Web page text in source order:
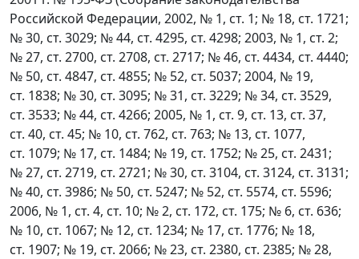
Российской Федерации, 2002, № 1, ст. 1; № 18, ст. 1721;
№ 30, ст. 3029; № 44, ст. 4295, ст. 4298; 2003, № 1, ст. 2;
№ 27, ст. 2700, ст. 2708, ст. 2717; № 46, ст. 4434, ст. 4440;
№ 50, ст. 4847, ст. 4855; № 52, ст. 5037; 2004, № 19,
ст. 1838; № 30, ст. 3095; № 31, ст. 3229; № 34, ст. 3529,
ст. 3533; № 44, ст. 4266; 2005, № 1, ст. 9, ст. 13, ст. 37,
ст. 40, ст. 45; № 10, ст. 762, ст. 763; № 13, ст. 1077,
ст. 1079; № 17, ст. 1484; № 19, ст. 1752; № 25, ст. 2431;
№ 27, ст. 2719, ст. 2721; № 30, ст. 3104, ст. 3124, ст. 3131;
№ 40, ст. 3986; № 50, ст. 5247; № 52, ст. 5574, ст. 5596;
2006, № 1, ст. 4, ст. 10; № 2, ст. 172, ст. 175; № 6, ст. 636;
№ 10, ст. 1067; № 12, ст. 1234; № 17, ст. 1776; № 18,
ст. 1907; № 19, ст. 2066; № 23, ст. 2380, ст. 2385; № 28,